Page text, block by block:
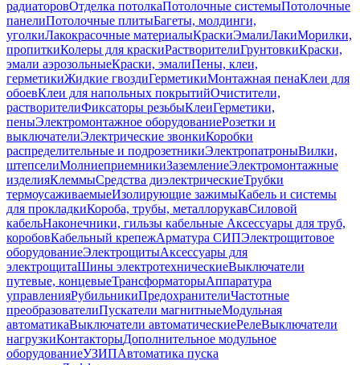
радиаторовОтделка потолкаПотолочные системыПотолочные
панелиПотолочные плитыБагеты, молдинги,
уголкиЛакокрасочные материалыКраскиЭмалиЛакиМорилки,
пропиткиКолеры для краскиРастворителиГрунтовкиКраски,
эмали аэрозольныеКраски, эмалиПены, клеи,
герметикиЖидкие гвоздиГерметикиМонтажная пенаКлеи для
обоевКлеи для напольных покрытийОчистители,
растворителиФиксаторы резьбыКлеиГерметики,
пеныЭлектромонтажное оборудованиеРозетки и
выключателиЭлектрические звонкиКоробки
распределительные и подрозетникиЭлектропатроныВилки,
штепселиМолниеприемникиЗаземлениеЭлектромонтажные
изделияКлеммыСредства диэлектрическиеТрубки
термоусаживаемыеИзолирующие зажимыКабель и системы
для прокладкиКороба, трубы, металлорукавСиловой
кабельНаконечники, гильзы кабельные Аксессуары для труб,
коробовКабельный крепежАрматура СИПЭлектрощитовое
оборудованиеЭлектрощитыАксессуары для
электрощитаШины электротехническиеВыключатели
путевые, концевыеТрансформаторыАппаратура
управленияРубильникиПредохранителиЧастотные
преобразователиПускатели магнитныеМодульная
автоматикаВыключатели автоматическиеРелеВыключатели
нагрузкиКонтакторыДополнительное модульное
оборудованиеУЗИПАвтоматика пуска